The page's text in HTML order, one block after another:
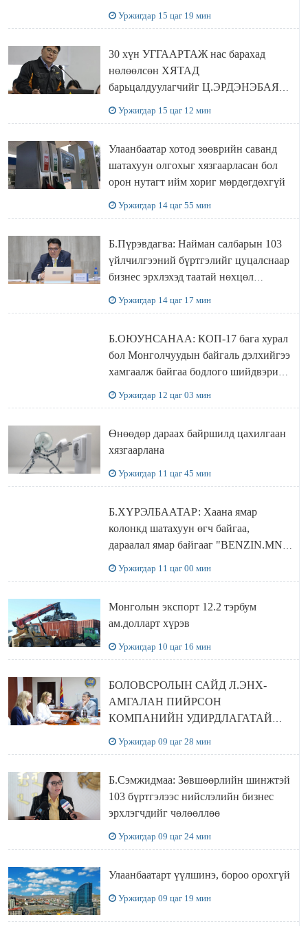
Уржигдар 15 цаг 19 мин
30 хүн УГГААРТАЖ нас барахад
нөлөөлсөн ХЯТАД
барьцалдуулагчийг Ц.ЭРДЭНЭБАЯР
Уржигдар 15 цаг 12 мин
Улаанбаатар хотод зөөврийн саванд
шатахуун олгохыг хязгаарласан бол
орон нутагт ийм хориг мөрдөгдөхгүй
Уржигдар 14 цаг 55 мин
Б.Пүрэвдагва: Найман салбарын 103
үйлчилгээний бүртгэлийг цуцалснаар
бизнес эрхлэхэд таатай нөхцөл
Уржигдар 14 цаг 17 мин
Б.ОЮУНСАНАА: КОП-17 бага хурал
бол Монголчуудын байгаль дэлхийгээ
хамгаалж байгаа бодлого шийдвэрийг
Уржигдар 12 цаг 03 мин
Өнөөдөр дараах байршилд цахилгаан
хязгаарлана
Уржигдар 11 цаг 45 мин
Б.ХҮРЭЛБААТАР: Хаана ямар
колонкд шатахуун өгч байгаа,
дараалал ямар байгааг "BENZIN.MN”
Уржигдар 11 цаг 00 мин
Монголын экспорт 12.2 тэрбум
ам.долларт хүрэв
Уржигдар 10 цаг 16 мин
БОЛОВСРОЛЫН САЙД Л.ЭНХ-
АМГАЛАН ПИЙРСОН
КОМПАНИЙН УДИРДЛАГАТАЙ
Уржигдар 09 цаг 28 мин
Б.Сэмжидмаа: Зөвшөөрлийн шинжтэй
103 бүртгэлээс нийслэлийн бизнес
эрхлэгчдийг чөлөөллөө
Уржигдар 09 цаг 24 мин
Улаанбаатарт үүлшинэ, бороо орохгүй
Уржигдар 09 цаг 19 мин